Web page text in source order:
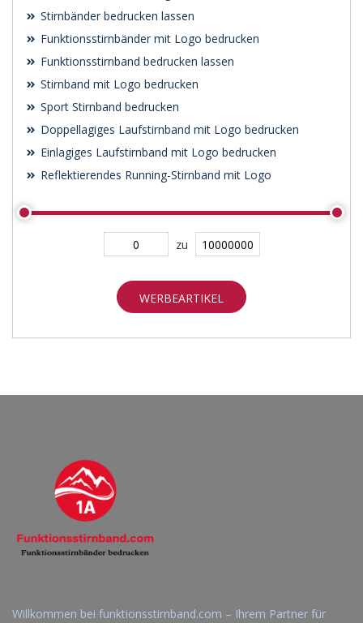
Stirnbänder bedrucken lassen
Funktionsstirnbänder mit Logo bedrucken
Funktionsstirnband bedrucken lassen
Stirnband mit Logo bedrucken
Sport Stirnband bedrucken
Doppellagiges Laufstirnband mit Logo bedrucken
Einlagiges Laufstirnband mit Logo bedrucken
Reflektierendes Running-Stirnband mit Logo
zu
WERBEARTIKEL
Willkommen bei funktionsstirnband.com – Ihrem Partner für